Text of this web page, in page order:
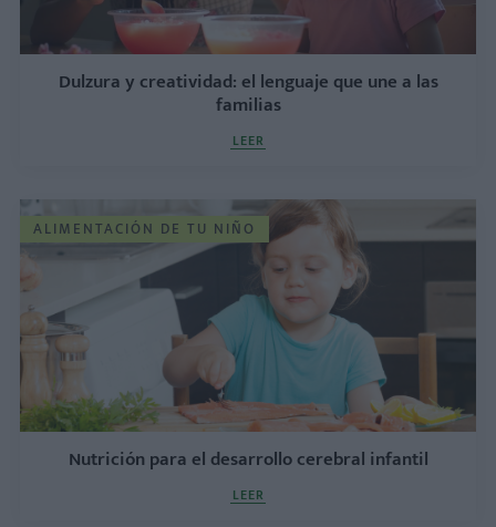
Dulzura y creatividad: el lenguaje que une a las
familias
LEER
ALIMENTACIÓN DE TU NIÑO
Nutrición para el desarrollo cerebral infantil
LEER